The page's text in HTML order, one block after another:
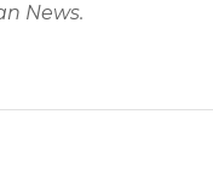
News.